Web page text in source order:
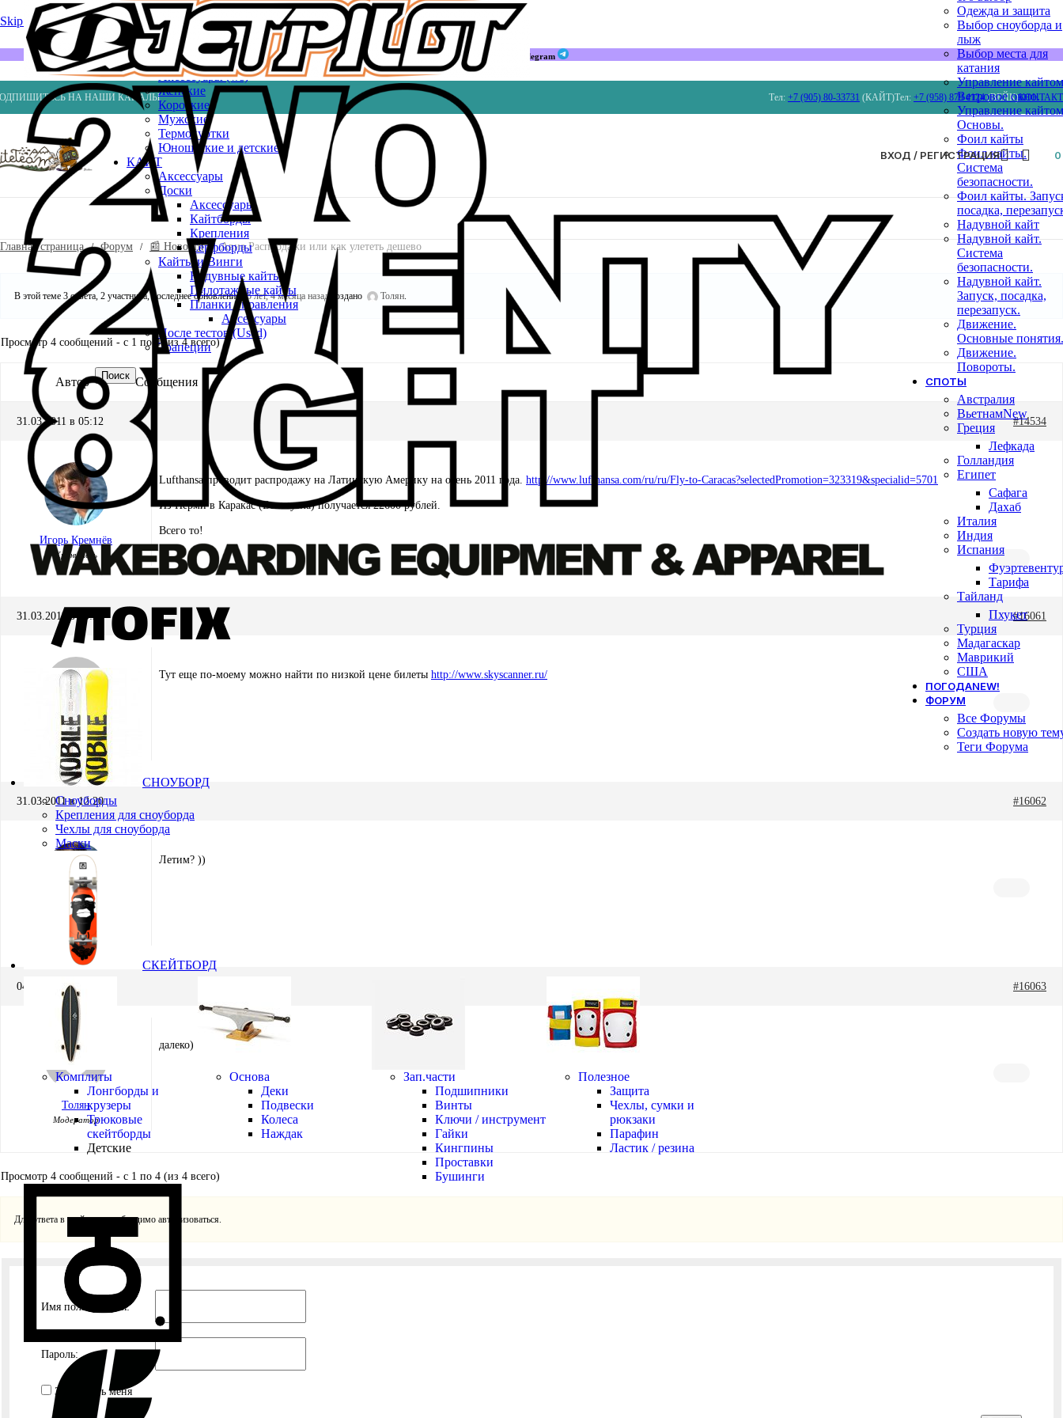
Skip to navigation Skip to main content
Мы в Telegram
НА НАШИ КАНАЛЫ Тел: +7 (905) 80-33731 (КАЙТ)Тел: +7 (958) 879 4124(ВЕЙК)
Весла
Насосы
ВЕЙК
Шлемы
ГИДРОКОСТЮМЫ
Аксессуары (ws)
Женские
Короткие
Мужские
Термокуртки
Юношеские и детские
КАЙТ
Аксессуары
Доски
Аксессуары
Кайтборды
Крепления
Серфборды
Кайты и Винги
Надувные кайты
Пилотажные кайты
Планки управления
Аксессуары
После тестов (Used)
Трапеции
Поиск
ВХОД / РЕГИСТРАЦИЯ 0
СНОУБОРД
Сноуборды
Крепления для сноуборда
Чехлы для сноуборда
Маски
СКЕЙТБОРД
Комплиты
Лонгборды и
крузеры
Трюковые
скейтборды
Детские
Основа
Деки
Подвески
Колеса
Наждак
Зап.части
Подшипники
Винты
Ключи / инструмент
Гайки
Кингпины
Проставки
Бушинги
Полезное
Защита
Чехлы, сумки и
рюкзаки
Парафин
Ластик / резина
Одежда и защита
Выбор сноуборда и
лыж
Выбор места для
катания
Управление
Ветровое окно.
Управление
Основы.
Фоил кайты
Фоил кайты.
Система
безопасности.
Фоил кайты.
посадка,
Надувной кайт
Надувной кайт.
Система
безопасности.
Надувной кайт.
Запуск, посадка,
перезапуск.
Движение.
Основные понятия.
Движение.
Повороты.
СПОТЫ
Австралия
ВьетнамNew
Греция
Лефкада
Голландия
Египет
Сафага
Дахаб
Италия
Индия
Испания
Тарифа
Тайланд
Пхукет
Турция
Мадагаскар
Маврикий
США
ПОГОДАNEW!
ФОРУМ
Все Форумы
Создать новую
Теги Форума
Главная страница Форум 📰 Новости Авиа Распродажи или как улететь дешево
В этой теме 3 ответа, 2 участника, последнее обновление 15 лет, 4 месяца назад создано Толян.
Просмотр 4 сообщений - с 1 по 4 (из 4 всего)
Автор Сообщения
31.03.2011 в 05:12 #14534
Игорь Кремнёв
Хранитель
Lufthansa проводит распродажу на Латинскую Америку на осень 2011 года. http://www.lufthansa.com/ru/ru/Fly-to-Caracas?selectedPromotion=323319&specialid=5701
Из Перми в Каракас (Венесуэла) получается 22600 рублей.
Всего то!
31.03.2011 в 10:23 #16061
Толян
Модератор
Тут еще по-моему можно найти по низкой цене билеты http://www.skyscanner.ru/
31.03.2011 в 12:20 #16062
Игорь Кремнёв
Хранитель
Летим? ))
04.04.2011 в 03:00 #16063
Толян
Модератор
далеко)
Просмотр 4 сообщений - с 1 по 4 (из 4 всего)
Для ответа в этой теме необходимо авторизоваться.
Имя пользователя:
Пароль:
Запомнить меня